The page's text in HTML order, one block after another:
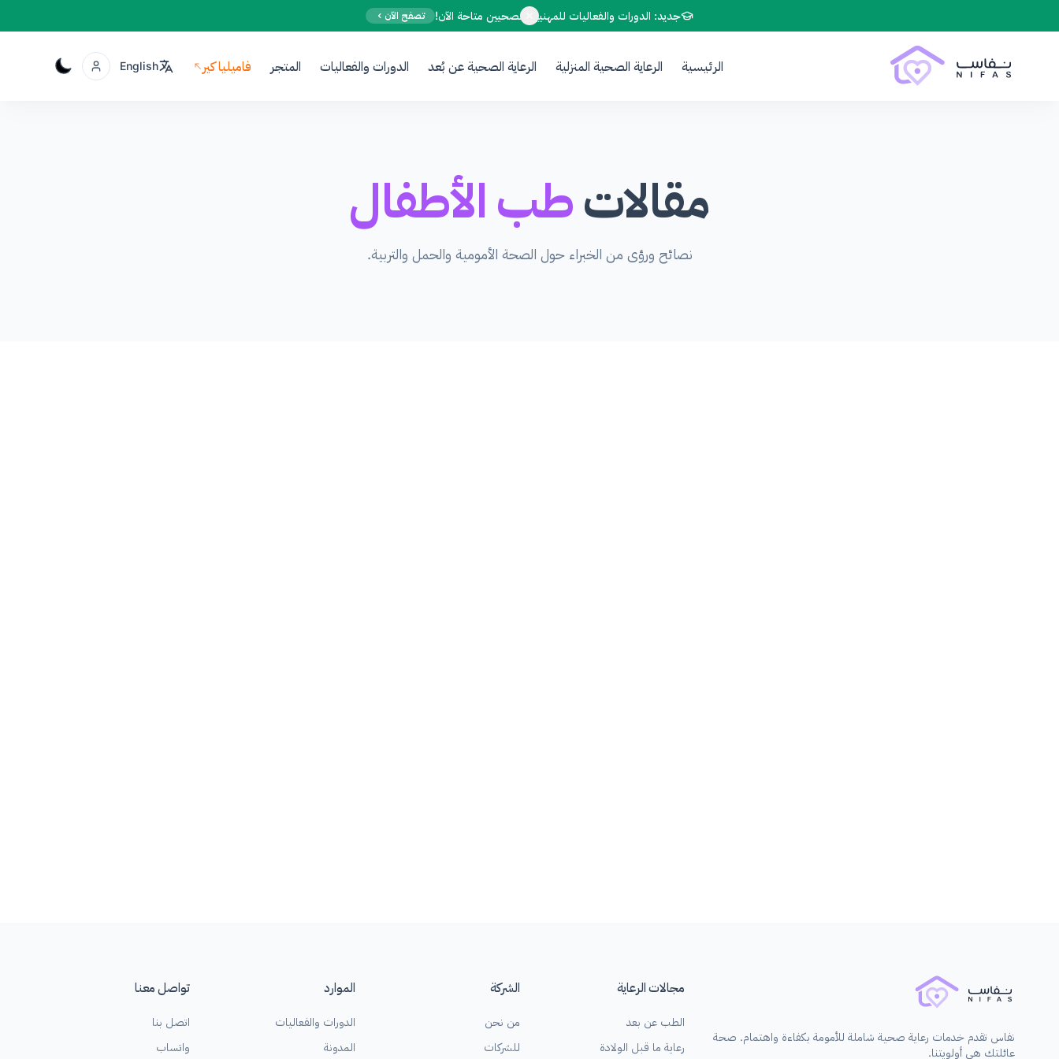
جديد: الدورات والفعاليات للمهنيين الصحيين متاحة الآن! تصفح الآن
الرئيسية الرعاية الصحية المنزلية الرعاية الصحية عن بُعد الدورات والفعاليات المتجر فاميليا كير English
مقالاتطب الأطفال
نصائح ورؤى من الخبراء حول الصحة الأمومية والحمل والتربية.
نفاس تقدم خدمات رعاية صحية شاملة للأمومة بكفاءة واهتمام. صحة
عائلتك هي أولويتنا.
مجالات الرعاية
الطب عن بعد
رعاية ما قبل الولادة
الشركة
من نحن
للشركات
الموارد
الدورات والفعاليات
المدونة
تواصل معنا
اتصل بنا
واتساب
Sign up